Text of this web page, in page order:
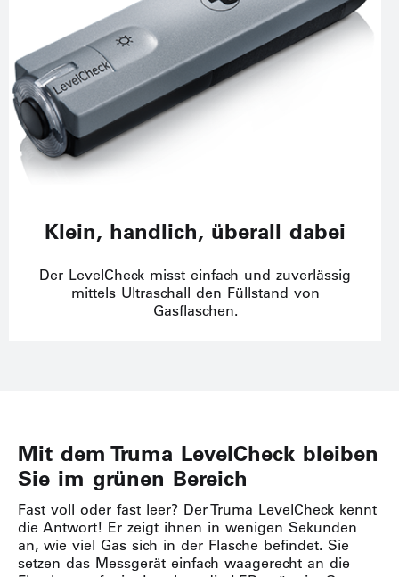
Klein, handlich, überall dabei
Der LevelCheck misst einfach und zuverlässig
mittels Ultraschall den Füllstand von
Gasflaschen.
Mit dem Truma LevelCheck bleiben
Sie im grünen Bereich
Fast voll oder fast leer? Der Truma LevelCheck kennt
die Antwort! Er zeigt ihnen in wenigen Sekunden
an, wie viel Gas sich in der Flasche befindet. Sie
setzen das Messgerät einfach waagerecht an die